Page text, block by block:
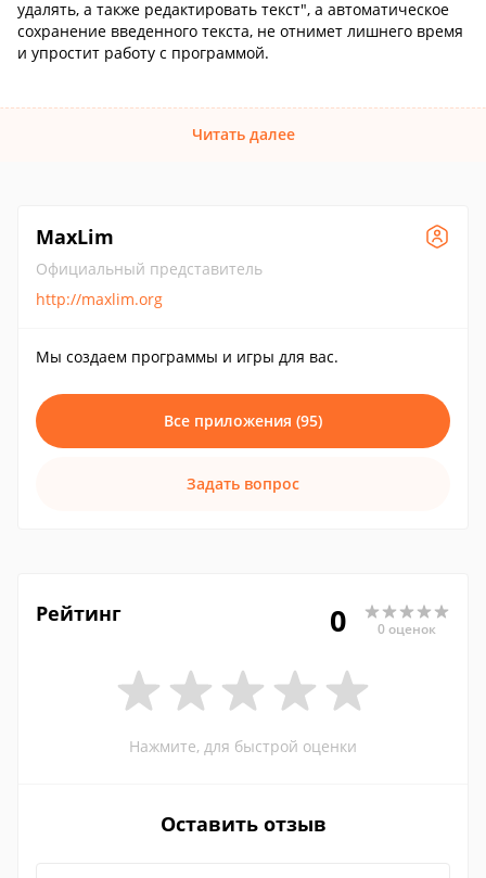
удалять, а также редактировать текст", а автоматическое
сохранение введенного текста, не отнимет лишнего время
и упростит работу с программой.
Читать далее
MaxLim
Официальный представитель
http://maxlim.org
Мы создаем программы и игры для вас.
Все приложения (95)
Задать вопрос
Рейтинг 0 0 оценок
Нажмите, для быстрой оценки
Оставить отзыв